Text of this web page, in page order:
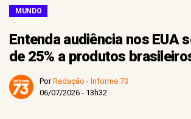
MUNDO
Entenda audiência nos EUA
de 25% a produtos
PorRedação - Informe 73
06/07/2026 - 13h32